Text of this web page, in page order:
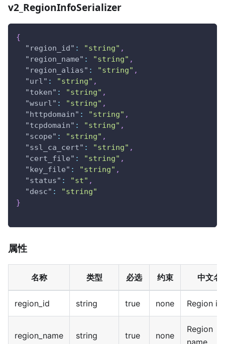
v2_RegionInfoSerializer
{
"region_id" : "string" ,
"region_name" : "string" ,
"region_alias" : "string" ,
"url" : "string" ,
"token" : "string" ,
"wsurl" : "string" ,
"httpdomain" : "string" ,
"tcpdomain" : "string" ,
"scope" : "string" ,
"ssl_ca_cert" : "string" ,
"cert_file" : "string" ,
"key_file" : "string" ,
"status" : "st" ,
"desc" :
"string"
}
属性
名称 类型 必选 约束 中文名
region_id string true none Region id
region_name string true none
Region
name